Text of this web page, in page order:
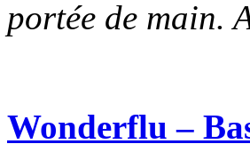
portée de main.
Wonderflu –